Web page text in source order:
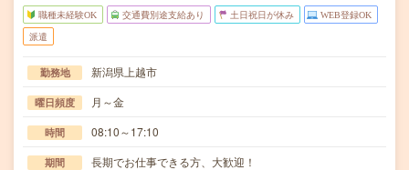
職種未経験OK 交通費別途支給あり 土日祝日が休み WEB登録OK
派遣
勤務地 新潟県上越市
曜日頻度 月～金
時間 08:10～17:10
期間 長期でお仕事できる方、大歓迎！